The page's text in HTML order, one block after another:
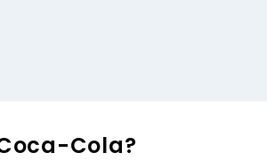
Cola?